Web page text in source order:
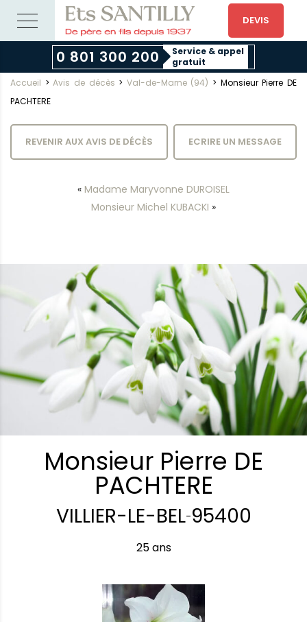
DEVIS
0 801 300 200
Service & appel
gratuit
Accueil >Avis de décès > Val-de-Marne (94) > Monsieur Pierre DE
PACHTERE
REVENIR AUX AVIS DE DÉCÈS ECRIRE UN MESSAGE
« Madame Maryvonne DUROISEL
Monsieur Michel KUBACKI »
Monsieur Pierre DE
PACHTERE
VILLIER-LE-BEL-95400
25 ans